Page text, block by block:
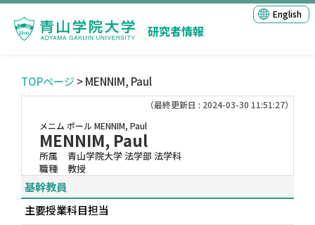
研究者情報
English
TOPページ > MENNIM, Paul
（最終更新日 : 2024-03-30 11:51:27）
メニム ポール MENNIM, Paul
MENNIM, Paul
所属
青山学院大学 法学部 法学科
職種
教授
基幹教員
主要授業科目担当